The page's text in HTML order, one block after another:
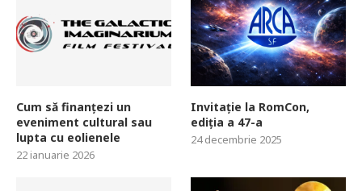
Cum să finanțezi un
eveniment cultural sau
lupta cu eolienele
22 ianuarie 2026
Invitație la RomCon,
ediția a 47-a
24 decembrie 2025